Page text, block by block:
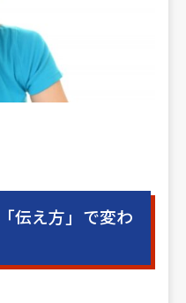
伝え方」で変わ